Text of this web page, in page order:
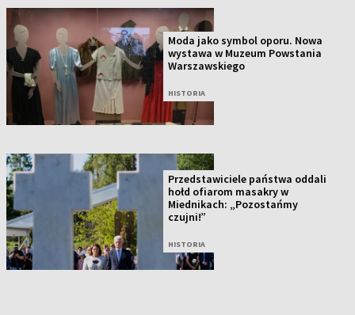
Moda jako symbol oporu. Nowa
wystawa w Muzeum Powstania
Warszawskiego
HISTORIA
Przedstawiciele państwa oddali
hołd ofiarom masakry w
Miednikach: „Pozostańmy
czujni!”
HISTORIA